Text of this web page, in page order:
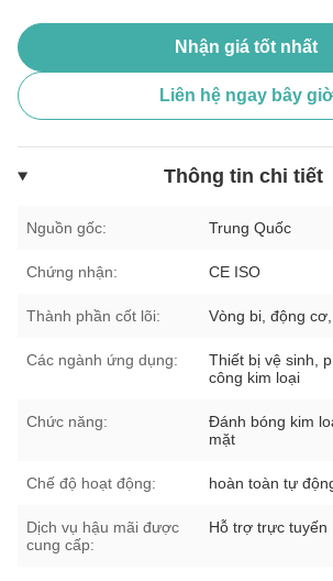
Nhận giá tốt nhất
Liên hệ ngay bây giờ
Thông tin chi tiết
Nguồn gốc: Trung Quốc
Chứng nhận: CE ISO
Thành phần cốt lõi: Vòng bi, động
Các ngành ứng dụng:
Thiết bị vệ sinh,
công kim loại
Chức năng:
Đánh bóng kim
mặt
Chế độ hoạt động: hoàn toàn tự
Dịch vụ hậu mãi được
cung cấp:
Hỗ trợ trực tuyến